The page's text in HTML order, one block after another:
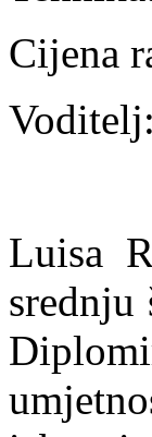
Cijena
Luisa
srednju